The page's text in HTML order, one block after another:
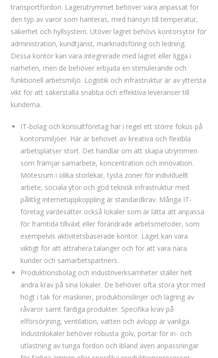
transportfordon. Lagerutrymmet behöver vara anpassat för
den typ av varor som hanteras, med hänsyn till temperatur,
säkerhet och hyllsystem. Utöver lagret behövs kontorsytor för
administration, kundtjänst, marknadsföring och ledning.
Dessa kontor kan vara integrerade med lagret eller ligga i
närheten, men de behöver erbjuda en stimulerande och
funktionell arbetsmiljö. Logistik och infrastruktur är av yttersta
vikt för att säkerställa snabba och effektiva leveranser till
kunderna.
IT-bolag och konsultföretag har i regel ett större fokus på
kontorsmiljöer. Här är behovet av kreativa och flexibla
arbetsplatser stort. Det handlar om att skapa utrymmen
som främjar samarbete, koncentration och innovation.
Mötesrum i olika storlekar, tysta zoner för individuellt
arbete, sociala ytor och god teknisk infrastruktur med
pålitlig internetuppkoppling är standardkrav. Många IT-
företag värdesätter också lokaler som är lätta att anpassa
för framtida tillväxt eller förändrade arbetsmetoder, som
exempelvis aktivitetsbaserade kontor. Läget kan vara
viktigt för att attrahera talanger och för att vara nära
kunder och samarbetspartners.
Produktionsbolag och industriverksamheter ställer helt
andra krav på sina lokaler. De behöver ofta stora ytor med
högt i tak för maskiner, produktionslinjer och lagring av
råvaror samt färdiga produkter. Specifika krav på
elförsörjning, ventilation, vatten och avlopp är vanliga.
Industrilokaler behöver robusta golv, portar för in- och
utlastning av tunga fordon och ibland även anpassningar